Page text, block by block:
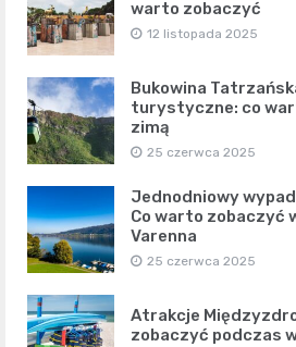
warto zobaczyć
12 listopada 2025
Bukowina
turystyczne: co
zimą
25 czerwca 2025
Jednodniowy
Co warto zobaczyć
Varenna
25 czerwca 2025
Atrakcje
zobaczyć podczas